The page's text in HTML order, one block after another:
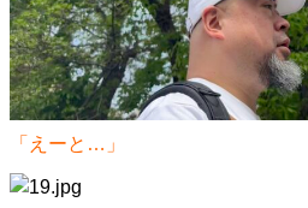
「えーと…」